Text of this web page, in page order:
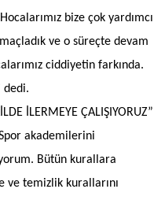
bize çok yardımcı
ve o süreçte devam
ciddiyetin farkında.
dedi.
İLERMEYE ÇALIŞIYORUZ”
akademilerini
Bütün kurallara
ve temizlik kurallarını